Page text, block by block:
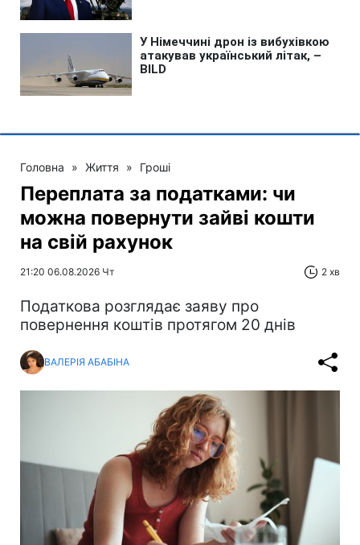
Головна » Життя » Гроші
Переплата за податками: чи
можна повернути зайві кошти
на свій рахунок
21:20 06.08.2026 Чт 2 хв
Податкова розглядає заяву про
повернення коштів протягом 20 днів
ВАЛЕРІЯ АБАБІНА